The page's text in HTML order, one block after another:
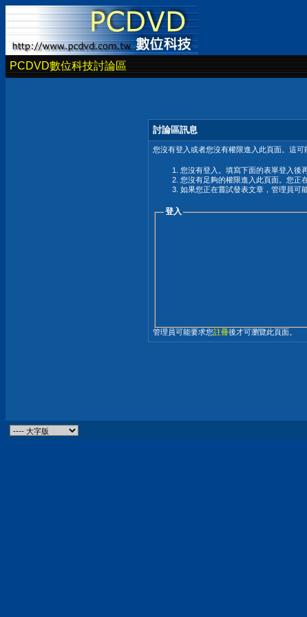
PCDVD數位科技討論區
討論區訊息
您沒有登入或者您沒有權限進入此頁面。這可
您沒有登入。填寫下面的表單登入後
您沒有足夠的權限進入此頁面。您正
如果您正在嘗試發表文章，管理員可
登入
管理員可能要求您註冊後才可瀏覽此頁面。